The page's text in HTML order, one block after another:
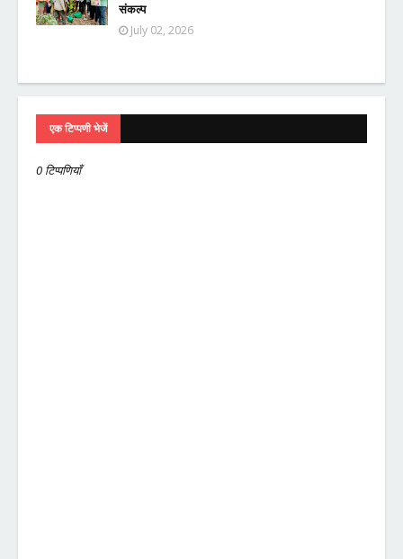
संकल्प
July 02, 2026
एक टिप्पणी भेजें
0 टिप्पणियाँ